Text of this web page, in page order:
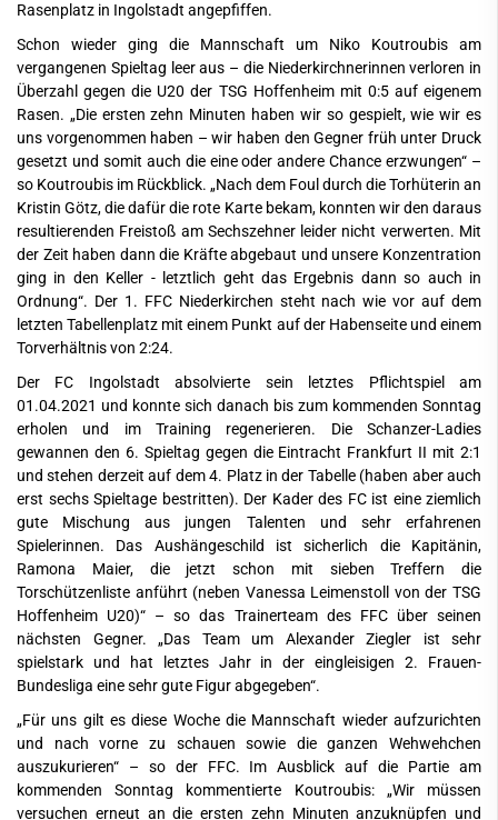
Rasenplatz in Ingolstadt angepfiffen.
Schon wieder ging die Mannschaft um Niko Koutroubis am
vergangenen Spieltag leer aus – die Niederkirchnerinnen verloren in
Überzahl gegen die U20 der TSG Hoffenheim mit 0:5 auf eigenem
Rasen. „Die ersten zehn Minuten haben wir so gespielt, wie wir es
uns vorgenommen haben – wir haben den Gegner früh unter Druck
gesetzt und somit auch die eine oder andere Chance erzwungen“ –
so Koutroubis im Rückblick. „Nach dem Foul durch die Torhüterin an
Kristin Götz, die dafür die rote Karte bekam, konnten wir den daraus
resultierenden Freistoß am Sechszehner leider nicht verwerten. Mit
der Zeit haben dann die Kräfte abgebaut und unsere Konzentration
ging in den Keller - letztlich geht das Ergebnis dann so auch in
Ordnung“. Der 1. FFC Niederkirchen steht nach wie vor auf dem
letzten Tabellenplatz mit einem Punkt auf der Habenseite und einem
Torverhältnis von 2:24.
Der FC Ingolstadt absolvierte sein letztes Pflichtspiel am
01.04.2021 und konnte sich danach bis zum kommenden Sonntag
erholen und im Training regenerieren. Die Schanzer-Ladies
gewannen den 6. Spieltag gegen die Eintracht Frankfurt II mit 2:1
und stehen derzeit auf dem 4. Platz in der Tabelle (haben aber auch
erst sechs Spieltage bestritten). Der Kader des FC ist eine ziemlich
gute Mischung aus jungen Talenten und sehr erfahrenen
Spielerinnen. Das Aushängeschild ist sicherlich die Kapitänin,
Ramona Maier, die jetzt schon mit sieben Treffern die
Torschützenliste anführt (neben Vanessa Leimenstoll von der TSG
Hoffenheim U20)“ – so das Trainerteam des FFC über seinen
nächsten Gegner. „Das Team um Alexander Ziegler ist sehr
spielstark und hat letztes Jahr in der eingleisigen 2. Frauen-
Bundesliga eine sehr gute Figur abgegeben“.
„Für uns gilt es diese Woche die Mannschaft wieder aufzurichten
und nach vorne zu schauen sowie die ganzen Wehwehchen
auszukurieren“ – so der FFC. Im Ausblick auf die Partie am
kommenden Sonntag kommentierte Koutroubis: „Wir müssen
versuchen erneut an die ersten zehn Minuten anzuknüpfen und